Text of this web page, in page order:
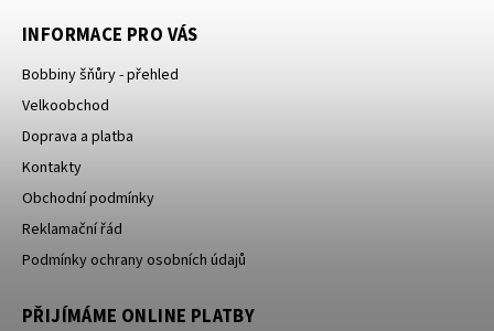
INFORMACE PRO VÁS
Bobbiny šňůry - přehled
Velkoobchod
Doprava a platba
Kontakty
Obchodní podmínky
Reklamační řád
Podmínky ochrany osobních údajů
PŘIJÍMÁME ONLINE PLATBY